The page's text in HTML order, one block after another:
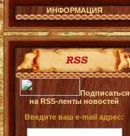
ИНФОРМАЦИЯ
Подписаться
на RSS-ленты новостей
Введите ваш e-mail адрес: